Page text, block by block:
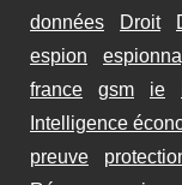
données
Droit
espion
france
gsm ie
Intelligence
preuve